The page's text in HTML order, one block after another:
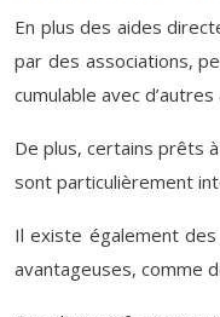
En plus des aides
par des associations,
cumulable avec d’autres
De plus, certains prêts
sont particulièrement
Il existe également
avantageuses, comme